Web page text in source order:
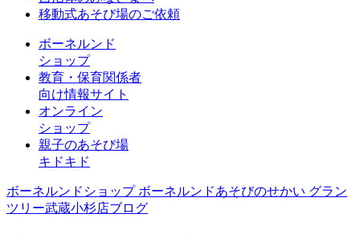
移動式あそび場のご依頼
ボーネルンド
ショップ
教育・保育関係者
向け情報サイト
オンライン
ショップ
親子のあそび場
キドキド
ボーネルンドショップ ボーネルンドあそびのせかい グラン
ツリー武蔵小杉店ブログ